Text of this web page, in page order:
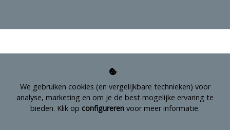
We gebruiken cookies (en vergelijkbare technieken) voor
analyse, marketing en om je de best mogelijke ervaring te
bieden. Klik op configureren voor meer informatie.